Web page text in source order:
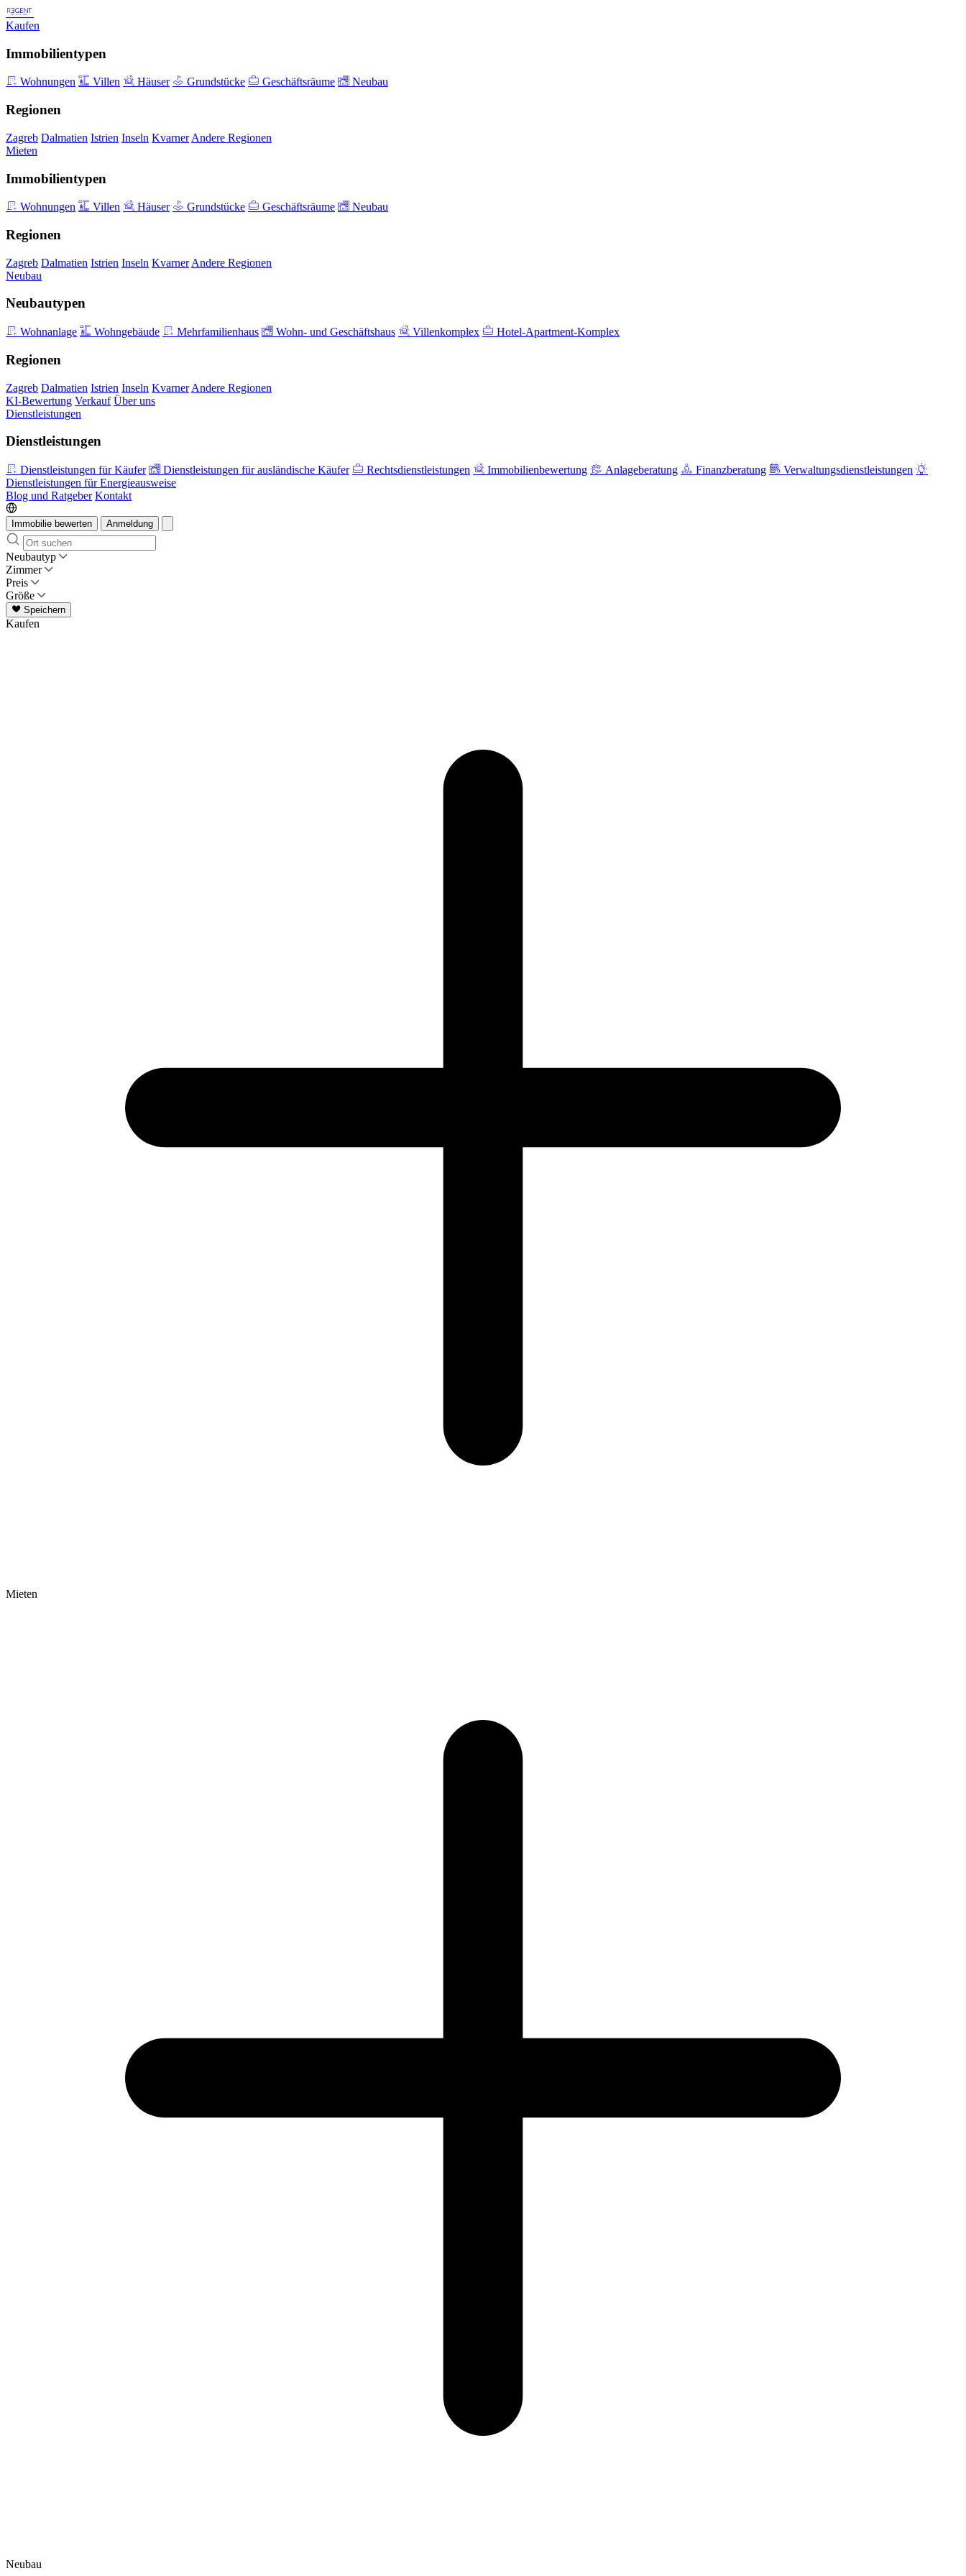
Kaufen
Immobilientypen
Wohnungen Villen Häuser Grundstücke Geschäftsräume Neubau
Regionen
Zagreb Dalmatien Istrien Inseln Kvarner Andere Regionen
Mieten
Immobilientypen
Wohnungen Villen Häuser Grundstücke Geschäftsräume Neubau
Regionen
Zagreb Dalmatien Istrien Inseln Kvarner Andere Regionen
Neubau
Neubautypen
Wohnanlage Wohngebäude Mehrfamilienhaus Wohn- und Geschäftshaus Villenkomplex Hotel-Apartment-Komplex
Regionen
Zagreb Dalmatien Istrien Inseln Kvarner Andere Regionen
KI-Bewertung Verkauf Über uns
Dienstleistungen
Dienstleistungen
Dienstleistungen für Käufer Dienstleistungen für ausländische Käufer Rechtsdienstleistungen Immobilienbewertung Anlageberatung Finanzberatung
Verwaltungsdienstleistungen
Dienstleistungen für Energieausweise
Blog und Ratgeber Kontakt
Immobilie bewerten Anmeldung
Neubautyp
Zimmer
Preis
Größe
Speichern
Kaufen
Mieten
Neubau